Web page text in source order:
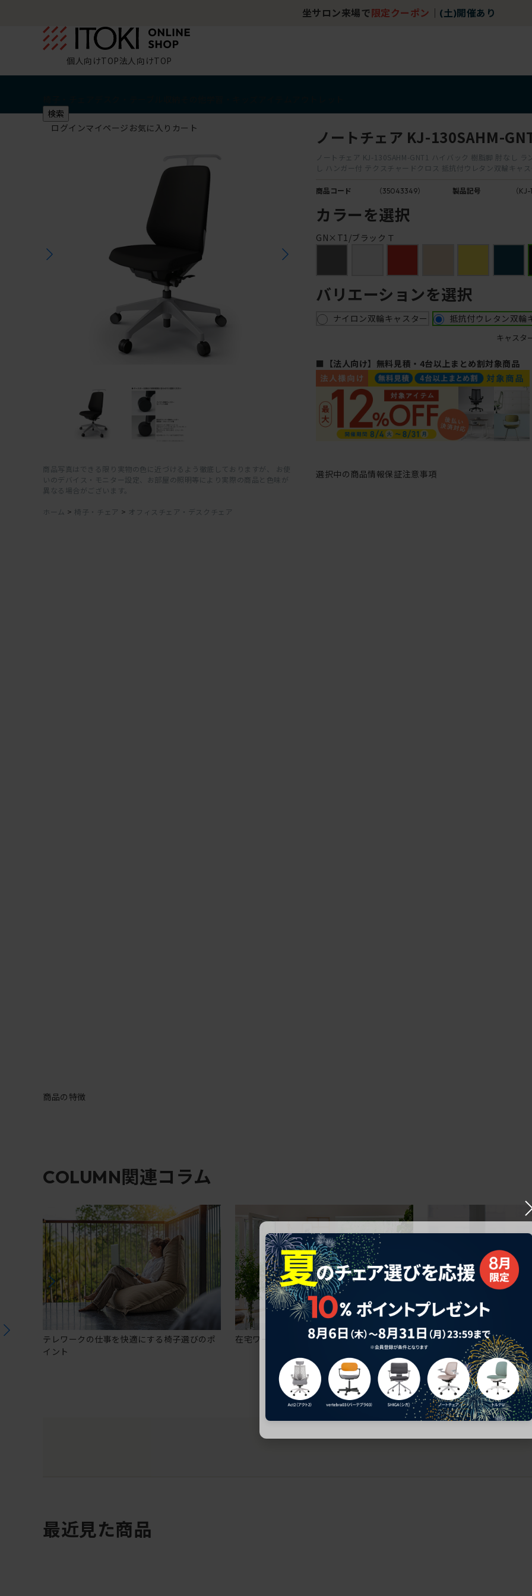
坐サロン来場で 限定クーポン (土)開催あり
個人向けTOP法人向けTOP
検索
ログインマイページ お気に入り カート
商品写真はできる限り実物の色に近づけるよう徹底しておりますが、 お使
いのデバイス・モニター設定、お部屋の照明等により実際の商品と色味が
異なる場合がございます。
ホーム > 椅子・チェア > オフィスチェア・デスクチェア
ノートチェア KJ-130SAHM-
ノートチェア KJ-130SAHM-GNT1 ハイバック 樹脂脚 肘なし ラ
し ハンガー付 テクスチャードクロス 抵抗付ウレタン双輪キャ
商品コード （35043349） 製品記号 （
カラーを選択
GN×T1/ブラックＴ
バリエーションを選択
ナイロン双輪キャスター 抵抗付ウレタン双輪
キャスタ
■【法人向け】無料見積・4台以上まとめ割対象商品
選択中の商品情報保証注意事項
商品の特徴
COLUMN関連コラム
テレワークの仕事を快適にする椅子選びのポ
イント
在宅ワークにおすすめのオフィスチェア5選
椅子に座っているのに疲
疲れにくいチェアの選び方
最近見た商品